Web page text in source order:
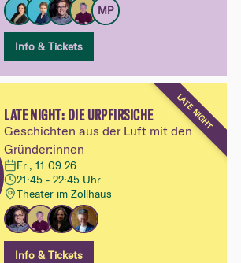
MP
Info & Tickets
LATE NIGHT
LATE NIGHT: DIE URPFIRSICHE
Geschichten aus der Luft mit den
Gründer:innen
Fr., 11.09.26
21:45 - 22:45 Uhr
Theater im Zollhaus
Info & Tickets